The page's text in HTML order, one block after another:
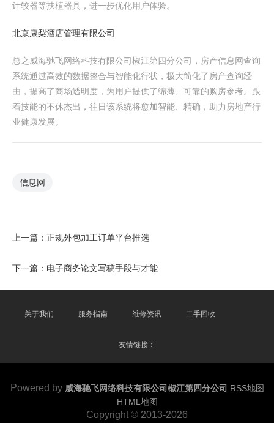
计较器等扶植器具，进一步优化用户体验。
北京康梨酒店管理有限公司
总之威海驰飞网络科技有限公司椒江第四分公司，房产信息网查询
系统通过高效的数据整合与智能化行状，极大简化了房产查询经
由，提高了商场透明度，为用户提供了绵薄、可靠的购房参考。跟
着技能的不休杰出，往日该系统将愈加智能、精确，助力房地产行
业健康发展。
信息网
上一篇： 正规外包加工订单平台推选
下一篇： 电子商务论文写稿手段与才能
关于我们 服务指南 维修资讯 二手回收
友情链接：
Powered by 威海驰飞网络科技有限公司椒江第四分公司 RSS地图
HTML地图
Copyright © 2013-2026